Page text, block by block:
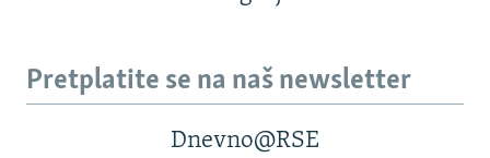
Pretplatite se na naš newsletter
Dnevno@RSE